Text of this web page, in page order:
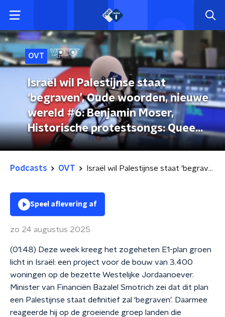
OVT
Israël wil Palestijnse staat
‘begraven’, Oude woorden, nieuwe
wereld #6: Benjamin Moser,
Historische protestsongs: Queen
Latifah - Ladies First, OVT-doc:
oorlogstijd
Podcasts OVT Israël wil Palestijnse staat ‘begraven’, Oude woorden, nieuwe wereld #6: Benjamin Moser, Historische protestsongs: Queen Latifah - Ladies First, OVT-doc: Herrijzend Nederland. Radio in oorlogstijd
Speel aflevering af
zo 24 augustus 2025
(01:48) Deze week kreeg het zogeheten E1-plan groen
licht in Israël: een project voor de bouw van 3.400
woningen op de bezette Westelijke Jordaanoever.
Minister van Financiën Bazalel Smotrich zei dat dit plan
een Palestijnse staat definitief zal ‘begraven’. Daarmee
reageerde hij op de groeiende groep landen die